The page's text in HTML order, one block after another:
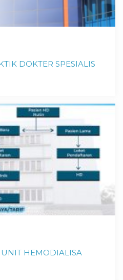
DOKTER SPESIALIS
HEMODIALISA